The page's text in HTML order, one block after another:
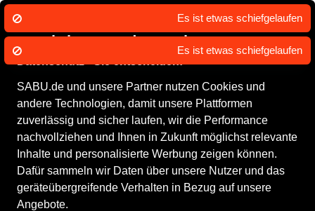
Wir nutzen Cookies um unsere Dienste
zu erbringen und zu verbessern.
SABU.de und unsere Partner nutzen Cookies und
andere Technologien, damit unsere Plattformen
zuverlässig und sicher laufen, wir die Performance
nachvollziehen und Ihnen in Zukunft möglichst relevante
Inhalte und personalisierte Werbung zeigen können.
Dafür sammeln wir Daten über unsere Nutzer und das
geräteübergreifende Verhalten in Bezug auf unsere
Angebote.
Alle Produkte Herrenschuhe Boots/Stiefel
Schnürboots
ALLE FILTER
Es ist etwas schiefgelaufen
Es ist etwas schiefgelaufen